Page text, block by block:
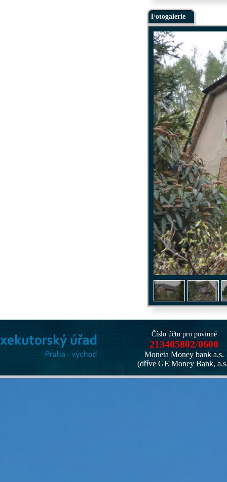
Fotogalerie
1/4
Číslo účtu pro povinné
213405802/0600
Moneta Money bank a.s.
(dříve GE Money Bank,